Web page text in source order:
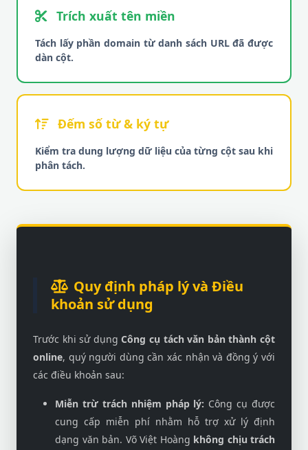
Trích xuất tên miền
Tách lấy phần domain từ danh sách URL đã được
dàn cột.
Đếm số từ & ký tự
Kiểm tra dung lượng dữ liệu của từng cột sau khi
phân tách.
Quy định pháp lý và Điều
khoản sử dụng
Trước khi sử dụngCông cụ tách văn bản thành cột
online, quý người dùng cần xác nhận và đồng ý với
các điều khoản sau:
Miễn trừ trách nhiệm pháp lý: Công cụ được
cung cấp miễn phí nhằm hỗ trợ xử lý định
dạng văn bản. Võ Việt Hoàng không chịu trách